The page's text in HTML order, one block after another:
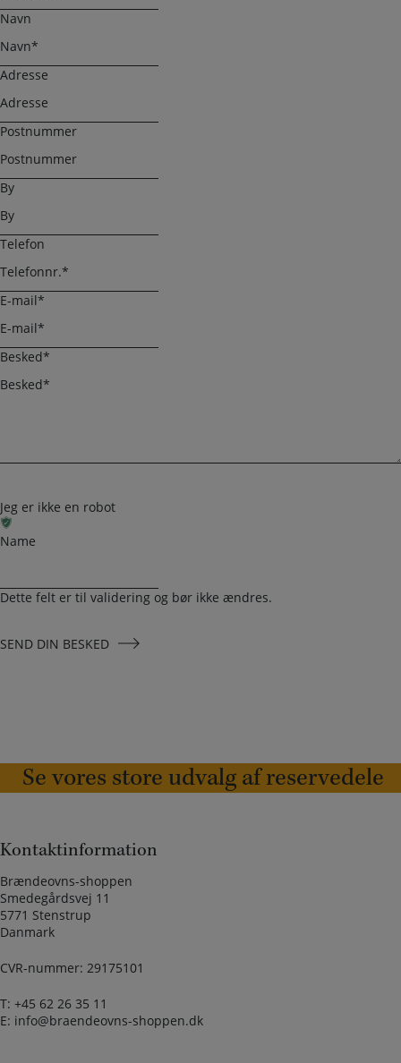
Navn
Adresse
Postnummer
By
Telefon
E-mail*
Besked*
Jeg er ikke en robot
Name
Dette felt er til validering og bør ikke ændres.
SEND DIN BESKED
Se vores store udvalg af reservedele
Kontaktinformation
Brændeovns-shoppen
Smedegårdsvej 11
5771 Stenstrup
Danmark
CVR-nummer: 29175101
T: +45 62 26 35 11
E: info@braendeovns-shoppen.dk